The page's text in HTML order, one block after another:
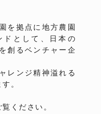
を拠点に地方農園
ドとして、日本の
創るベンチャー企
レンジ精神溢れる
。
ください。